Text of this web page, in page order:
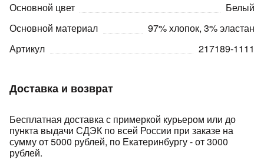
Доставка и возврат
Бесплатная доставка с примеркой курьером или до
пункта выдачи СДЭК по всей России при заказе на
сумму от 5000 рублей, по Екатеринбургу - от 3000
рублей.
Основной цвет
Белый
Основной материал
97% хлопок, 3% эластан
Артикул
217189-1111